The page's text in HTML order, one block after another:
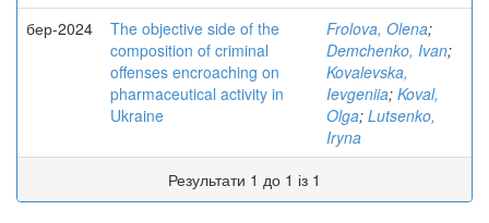
бер-2024
The objective side of the
composition of criminal
offenses encroaching on
pharmaceutical activity in
Ukraine
Frolova, Olena;
Demchenko, Ivan;
Kovalevska,
Ievgeniia; Koval,
Olga; Lutsenko,
Iryna
Результати 1 до 1 із 1